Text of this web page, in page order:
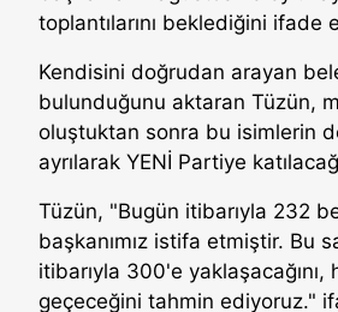
toplantılarını beklediğini ifade
Kendisini doğrudan arayan
bulunduğunu aktaran Tüzün,
oluştuktan sonra bu isimlerin
ayrılarak YENİ Partiye
Tüzün, "Bugün itibarıyla 232
başkanımız istifa etmiştir. Bu
itibarıyla 300'e
geçeceğini tahmin ediyoruz."